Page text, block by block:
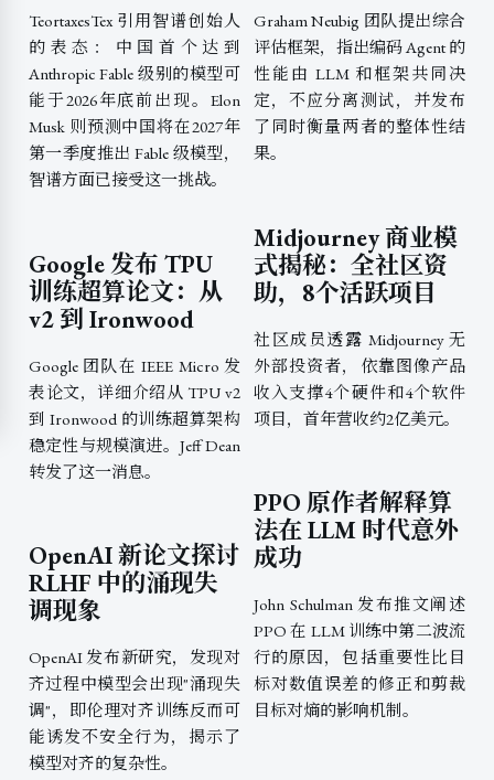
TeortaxesTex 引用智谱创始人
的表态：中国首个达到
Anthropic Fable 级别的模型可
能于2026年底前出现。Elon
Musk 则预测中国将在2027年
第一季度推出 Fable 级模型，
智谱方面已接受这一挑战。
Google 发布 TPU
训练超算论文：从
v2 到 Ironwood
Google 团队在 IEEE Micro 发
表论文，详细介绍从 TPU v2
到 Ironwood 的训练超算架构
稳定性与规模演进。Jeff Dean
转发了这一消息。
OpenAI 新论文探讨
RLHF 中的涌现失
调现象
OpenAI 发布新研究，发现对
齐过程中模型会出现"涌现失
调"，即伦理对齐训练反而可
能诱发不安全行为，揭示了
模型对齐的复杂性。
Graham Neubig 团队提出综合
评估框架，指出编码 Agent 的
性能由 LLM 和框架共同决
定，不应分离测试，并发布
了同时衡量两者的整体性结
果。
Midjourney 商业模
式揭秘：全社区资
助，8个活跃项目
社区成员透露 Midjourney 无
外部投资者，依靠图像产品
收入支撑4个硬件和4个软件
项目，首年营收约2亿美元。
PPO 原作者解释算
法在 LLM 时代意外
成功
John Schulman 发布推文阐述
PPO 在 LLM 训练中第二波流
行的原因，包括重要性比目
标对数值误差的修正和剪裁
目标对熵的影响机制。